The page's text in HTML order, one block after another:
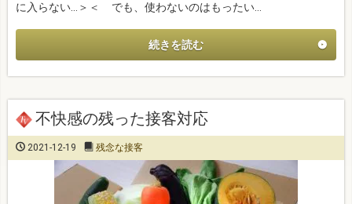
に入らない…＞＜ でも、使わないのはもったい…
続きを読む
不快感の残った接客対応
2021-12-19 残念な接客